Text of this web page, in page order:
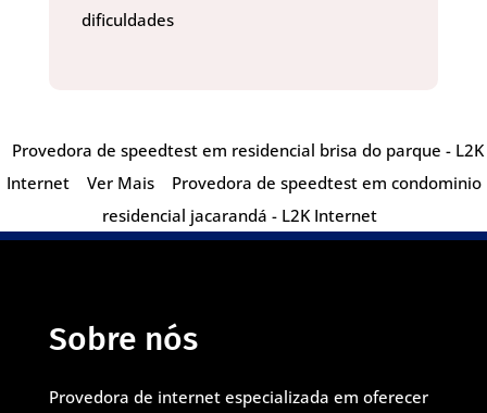
dificuldades
Provedora de speedtest em residencial brisa do parque - L2K
Internet
Ver Mais
Provedora de speedtest em condominio
residencial jacarandá - L2K Internet
Sobre nós
Provedora de internet especializada em oferecer